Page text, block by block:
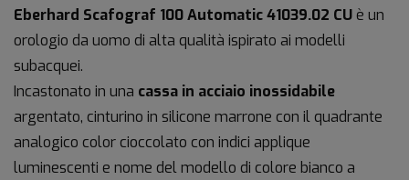
Eberhard Scafograf 100 Automatic 41039.02 CUè un
orologio da uomo di alta qualità ispirato ai modelli
subacquei.
Incastonato in una cassa in acciaio inossidabile
argentato, cinturino in silicone marrone con il quadrante
analogico color cioccolato con indici applique
luminescenti e nome del modello di colore bianco a